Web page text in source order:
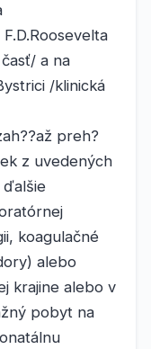
a na
/klinická
preh?
z uvedených
ďalšie
koagulačné
alebo
krajine alebo v
pobyt na